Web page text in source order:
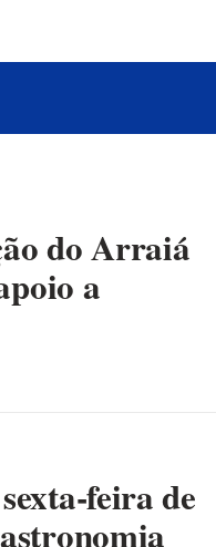
do Arraiá
a
feira de